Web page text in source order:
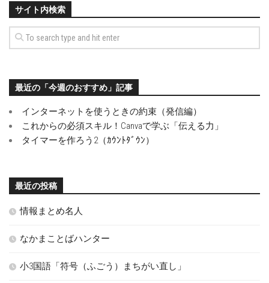
サイト内検索
最近の「今週のおすすめ」記事
インターネットを使うときの約束（発信編）
これからの必須スキル！Canvaで学ぶ「伝える力」
タイマーを作ろう2（ｶｳﾝﾄﾀﾞｳﾝ）
最近の投稿
情報まとめ名人
なかまことばハンター
小3国語「符号（ふごう）まちがい直し」